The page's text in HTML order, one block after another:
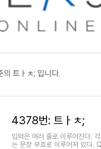
트ㅏㅊ; 입니다.
4378번: 트ㅏㅊ;
입력은 여러 줄로 이루어진다.
는 문장 부호로 이루어져 있다